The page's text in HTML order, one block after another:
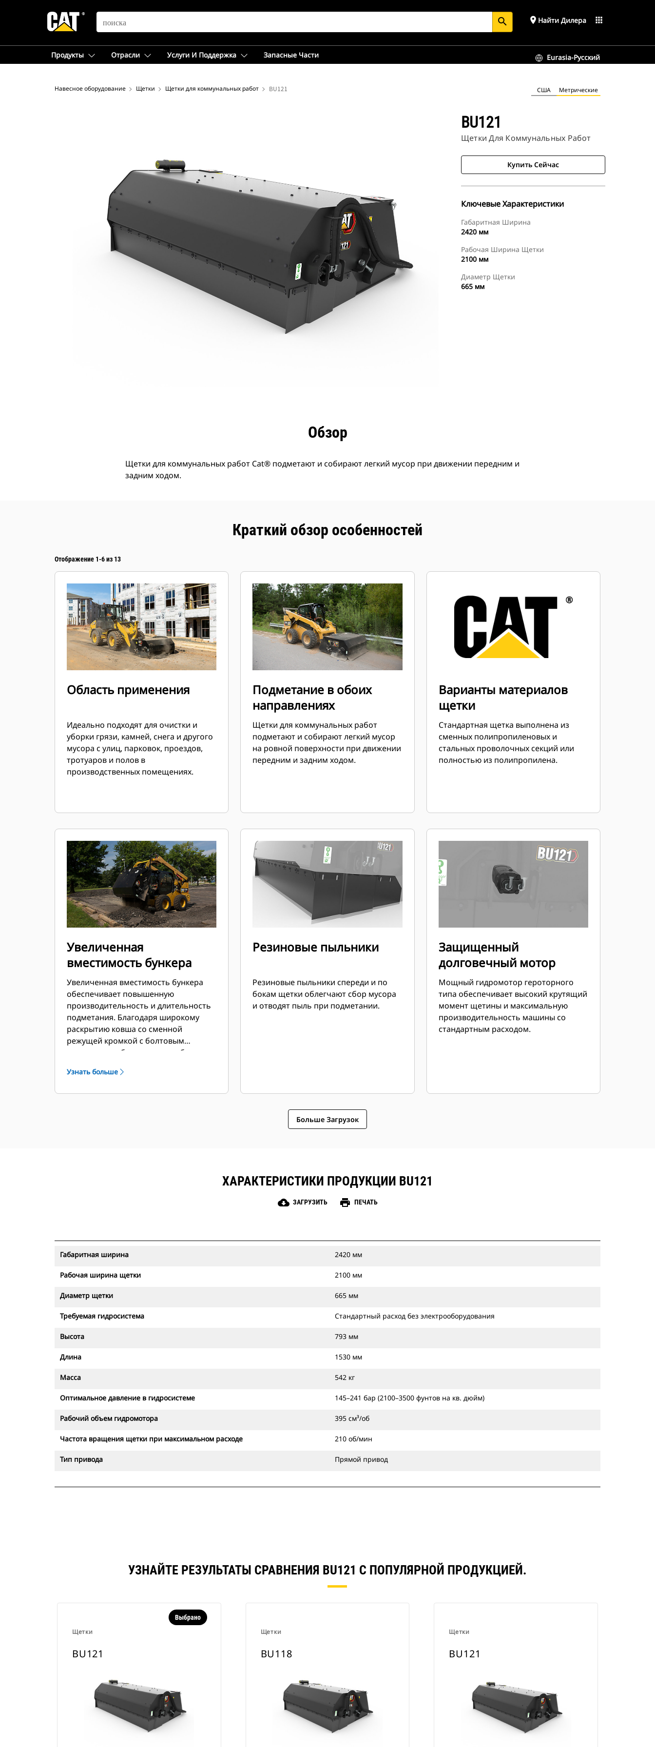
SEARCH search place Найти Дилера apps
Продукты Отрасли Услуги И Поддержка Запасные Части Eurasia-Русский
Навесное оборудование Щетки Щетки для коммунальных работ BU121 США Метрические
BU121
Щетки Для Коммунальных Работ
Купить Сейчас
Ключевые Характеристики
Габаритная Ширина
2420 мм
Рабочая Ширина Щетки
2100 мм
Диаметр Щетки
665 мм
Обзор
Щетки для коммунальных работ Cat® подметают и собирают легкий мусор при движении передним и
задним ходом.
Краткий обзор особенностей
Отображение 1-6 из 13
Область применения
Идеально подходят для очистки и
уборки грязи, камней, снега и другого
мусора с улиц, парковок, проездов,
тротуаров и полов в
производственных помещениях.
Подметание в обоих
направлениях
Щетки для коммунальных работ
подметают и собирают легкий мусор
на ровной поверхности при движении
передним и задним ходом.
Варианты материалов
щетки
Стандартная щетка выполнена из
сменных полипропиленовых и
стальных проволочных секций или
полностью из полипропилена.
Увеличенная
вместимость бункера
Увеличенная вместимость бункера
обеспечивает повышенную
производительность и длительность
подметания. Благодаря широкому
раскрытию ковша со сменной
режущей кромкой с болтовым
креплением обеспечивается быстрая
Узнать больше
Резиновые пыльники
Резиновые пыльники спереди и по
бокам щетки облегчают сбор мусора
и отводят пыль при подметании.
Защищенный
долговечный мотор
Мощный гидромотор героторного
типа обеспечивает высокий крутящий
момент щетины и максимальную
производительность машины со
стандартным расходом.
Больше Загрузок
ХАРАКТЕРИСТИКИ ПРОДУКЦИИ BU121
cloud_download ЗАГРУЗИТЬ print ПЕЧАТЬ
Габаритная ширина 2420 мм
Рабочая ширина щетки 2100 мм
Диаметр щетки 665 мм
Требуемая гидросистема Стандартный расход без электрооборудования
Высота 793 мм
Длина 1530 мм
Масса 542 кг
Оптимальное давление в гидросистеме 145–241 бар (2100–3500 фунтов на кв. дюйм)
Рабочий объем гидромотора 395 см³/об
Частота вращения щетки при максимальном расходе 210 об/мин
Тип привода Прямой привод
УЗНАЙТЕ РЕЗУЛЬТАТЫ СРАВНЕНИЯ BU121 С ПОПУЛЯРНОЙ ПРОДУКЦИЕЙ.
Щетки
Выбрано
BU121
Щетки
BU118
Щетки
BU121